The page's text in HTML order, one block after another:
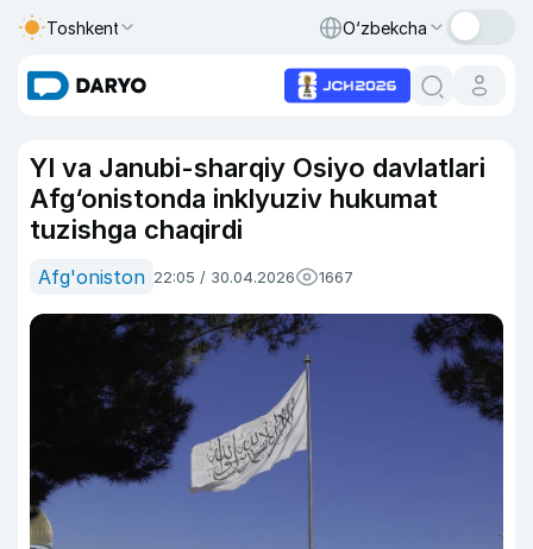
Toshkent O‘zbekcha
YI va Janubi-sharqiy Osiyo davlatlari
Afg‘onistonda inklyuziv hukumat
tuzishga chaqirdi
Afg'oniston 22:05 / 30.04.2026 1667